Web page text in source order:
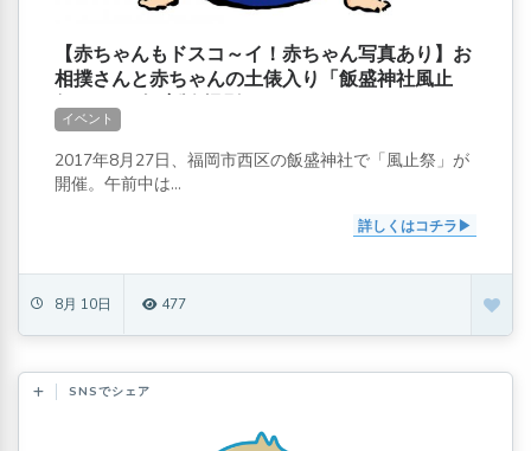
【赤ちゃんもドスコ～イ！赤ちゃん写真あり】お
相撲さんと赤ちゃんの土俵入り「飯盛神社風止
祭」2017年度版[撮影OK]
イベント
2017年8月27日、福岡市西区の飯盛神社で「風止祭」が
開催。午前中は...
詳しくはコチラ
8月 10日 477
SNSでシェア